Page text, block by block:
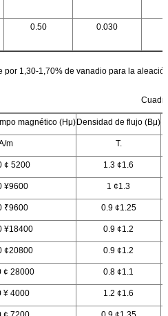
0.50 0.030
por 1,30-1,70% de vanadio para la
magnético (Hμ)Densidad de flujo (Bμ)
m T.
¢ 5200 1.3 ¢1.6
¥9600 1 ¢1.3
₹9600 0.9 ¢1.25
¥18400 0.9 ¢1.2
¢20800 0.9 ¢1.2
¢ 28000 0.8 ¢1.1
¥ 4000 1.2 ¢1.6